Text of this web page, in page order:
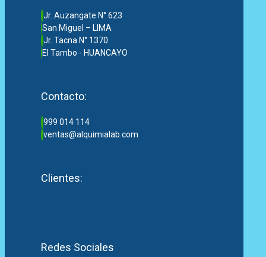
Jr. Auzangate N° 623
San Miguel – LIMA
Jr. Tacna N° 1370
El Tambo - HUANCAYO
Contacto:
999 014 114
ventas@alquimialab.com
Clientes:
Redes Sociales